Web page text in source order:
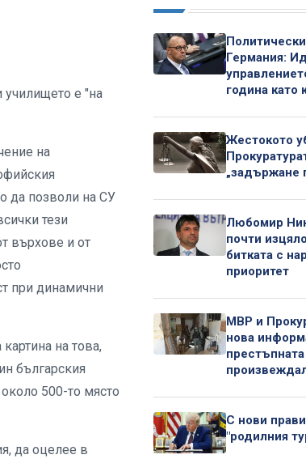
училището е "на
на
да позволи на СУ
тези
върхове и от
при динамични
на това,
българския
500-то място
да оцелее в
Германия:
година като
Жестокото
„задържане
Любомир
почти
битката с
приоритет
МВР и
нова
престъпната
С нови
"родилния